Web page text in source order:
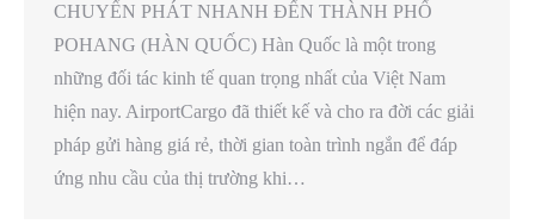
CHUYỂN PHÁT NHANH ĐẾN THÀNH PHỐ
POHANG (HÀN QUỐC) Hàn Quốc là một trong
những đối tác kinh tế quan trọng nhất của Việt Nam
hiện nay. AirportCargo đã thiết kế và cho ra đời các giải
pháp gửi hàng giá rẻ, thời gian toàn trình ngắn để đáp
ứng nhu cầu của thị trường khi…